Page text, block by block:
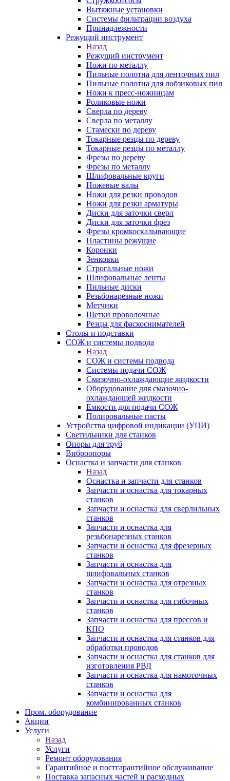
Вытяжные установки
Системы фильтрации воздуха
Принадлежности
Режущий инструмент
Назад
Режущий инструмент
Ножи по металлу
Пильные полотна для ленточных пил
Пильные полотна для лобзиковых пил
Ножи к пресс-ножницам
Роликовые ножи
Сверла по дереву
Сверла по металлу
Стамески по дереву
Токарные резцы по дереву
Токарные резцы по металлу
Фрезы по дереву
Фрезы по металлу
Шлифовальные круги
Ножевые валы
Ножи для резки проводов
Ножи для резки арматуры
Диски для заточки сверл
Диски для заточки фрез
Фрезы кромкоскалывающие
Пластины режущие
Коронки
Зенковки
Строгальные ножи
Шлифовальные ленты
Пильные диски
Резьбонарезные ножи
Метчики
Щетки проволочные
Резцы для фаскоснимателей
Столы и подставки
СОЖ и системы подвода
Назад
СОЖ и системы подвода
Системы подачи СОЖ
Смазочно-охлаждающие жидкости
Оборудование для смазочно-
охлаждающей жидкости
Емкости для подачи СОЖ
Полировальные пасты
Устройства цифровой индикации (УЦИ)
Светильники для станков
Опоры для труб
Виброопоры
Оснастка и запчасти для станков
Назад
Оснастка и запчасти для станков
Запчасти и оснастка для токарных
станков
Запчасти и оснастка для сверлильных
станков
Запчасти и оснастка для
резьбонарезных станков
Запчасти и оснастка для фрезерных
станков
Запчасти и оснастка для
шлифовальных станков
Запчасти и оснастка для отрезных
станков
Запчасти и оснастка для гибочных
станков
Запчасти и оснастка для прессов и
КПО
Запчасти и оснастка для станков для
обработки проводов
Запчасти и оснастка для станков для
изготовления РВД
Запчасти и оснастка для намоточных
станков
Запчасти и оснастка для
комбинированных станков
Пром. оборудование
Акции
Услуги
Назад
Услуги
Ремонт оборудования
Гарантийное и постгарантийное обслуживание
Поставка запасных частей и расходных